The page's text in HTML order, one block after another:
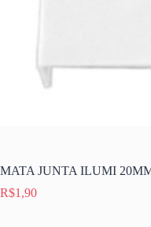
MATA JUNTA ILUMI
R$1,90